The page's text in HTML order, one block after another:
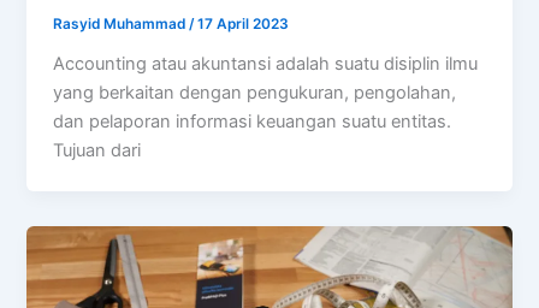
Rasyid Muhammad/17 April 2023
Accounting atau akuntansi adalah suatu disiplin ilmu
yang berkaitan dengan pengukuran, pengolahan,
dan pelaporan informasi keuangan suatu entitas.
Tujuan dari